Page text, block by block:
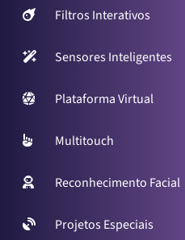
Filtros Interativos
Sensores Inteligentes
Plataforma Virtual
Multitouch
Reconhecimento Facial
Projetos Especiais